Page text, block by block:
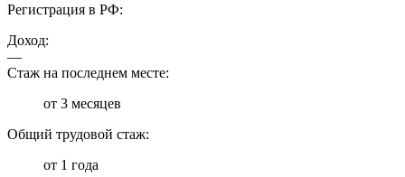
Регистрация в РФ:
Доход:
—
Стаж на последнем месте:
от 3 месяцев
Общий трудовой стаж:
от 1 года